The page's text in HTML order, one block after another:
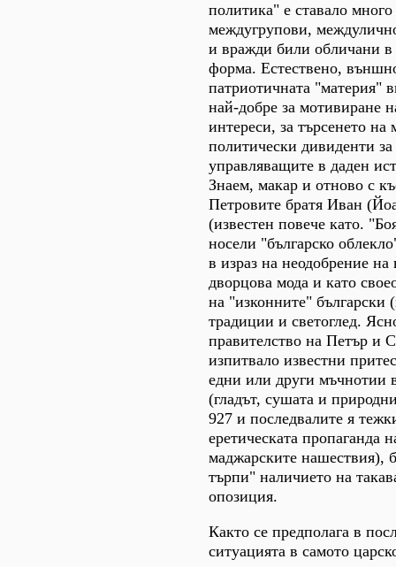
политика" е ставало
междугрупови,
и вражди били обличани в
форма. Естествено,
патриотичната "материя"
най-добре за мотивиране
интереси, за търсенето
политически дивиденти
управляващите в даден
Знаем, макар и отново с
Петровите братя Иван
(известен повече като.
носели "българско
в израз на неодобрение на
дворцова мода и като
на "изконните" български
традиции и светоглед.
правителство на Петър и
изпитвало известни
едни или други мъчнотии
(гладът, сушата и
927 и последвалите я
еретическата пропаганда
маджарските нашествия),
търпи" наличието на
опозиция.
Както се предполага в
ситуацията в самото